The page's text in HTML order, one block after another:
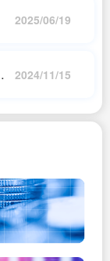
2025/06/19
2024/11/15